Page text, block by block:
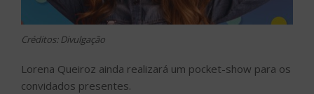
Créditos: Divulgação
Lorena Queiroz ainda realizará um pocket-show para os
convidados presentes.